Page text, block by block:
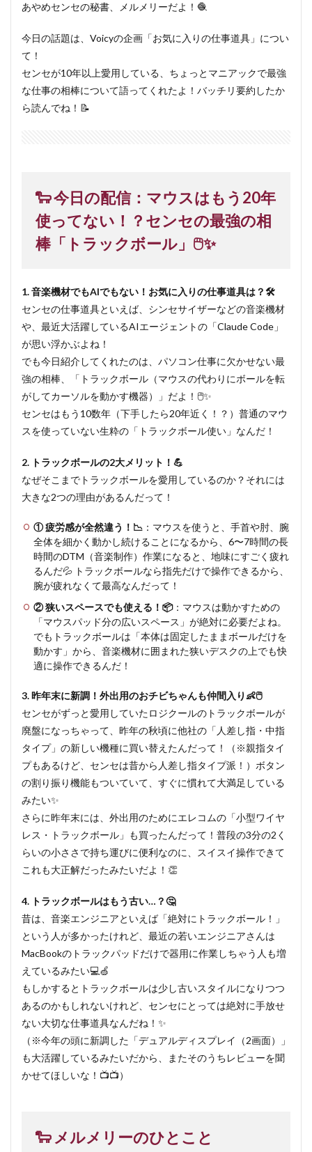
あやめセンセの秘書、メルメリーだよ！🧶
今日の話題は、Voicyの企画「お気に入りの仕事道具」につい
て！
センセが10年以上愛用している、ちょっとマニアックで最強
な仕事の相棒について語ってくれたよ！バッチリ要約したか
ら読んでね！📝
🐑 今日の配信：マウスはもう20年
使ってない！？センセの最強の相
棒「トラックボール」🖱️✨
1. 音楽機材でもAIでもない！お気に入りの仕事道具は？🛠️
センセの仕事道具といえば、シンセサイザーなどの音楽機材
や、最近大活躍しているAIエージェントの「Claude Code」
が思い浮かぶよね！
でも今日紹介してくれたのは、パソコン仕事に欠かせない最
強の相棒、「トラックボール（マウスの代わりにボールを転
がしてカーソルを動かす機器）」だよ！🖱️✨
センセはもう10数年（下手したら20年近く！？）普通のマウ
スを使っていない生粋の「トラックボール使い」なんだ！
2. トラックボールの2大メリット！💪
なぜそこまでトラックボールを愛用しているのか？それには
大きな2つの理由があるんだって！
① 疲労感が全然違う！📉 ：マウスを使うと、手首や肘、腕
全体を細かく動かし続けることになるから、6〜7時間の長
時間のDTM（音楽制作）作業になると、地味にすごく疲れ
るんだ💦 トラックボールなら指先だけで操作できるから、
腕が疲れなくて最高なんだって！
② 狭いスペースでも使える！📦：マウスは動かすための
「マウスパッド分の広いスペース」が絶対に必要だよね。
でもトラックボールは「本体は固定したままボールだけを
動かす」から、音楽機材に囲まれた狭いデスクの上でも快
適に操作できるんだ！
3. 昨年末に新調！外出用のおチビちゃんも仲間入り👶🖱️
センセがずっと愛用していたロジクールのトラックボールが
廃盤になっちゃって、昨年の秋頃に他社の「人差し指・中指
タイプ」の新しい機種に買い替えたんだって！（※親指タイ
プもあるけど、センセは昔から人差し指タイプ派！）ボタン
の割り振り機能もついていて、すぐに慣れて大満足している
みたい✨
さらに昨年末には、外出用のためにエレコムの「小型ワイヤ
レス・トラックボール」も買ったんだって！普段の3分の2く
らいの小ささで持ち運びに便利なのに、スイスイ操作できて
これも大正解だったみたいだよ！👏
4. トラックボールはもう古い…？🤔
昔は、音楽エンジニアといえば「絶対にトラックボール！」
という人が多かったけれど、最近の若いエンジニアさんは
MacBookのトラックパッドだけで器用に作業しちゃう人も増
えているみたい💻🍏
もしかするとトラックボールは少し古いスタイルになりつつ
あるのかもしれないけれど、センセにとっては絶対に手放せ
ない大切な仕事道具なんだね！✨
（※今年の頭に新調した「デュアルディスプレイ（2画面）」
も大活躍しているみたいだから、またそのうちレビューを聞
かせてほしいな！📺📺）
🐑 メルメリーのひとこと